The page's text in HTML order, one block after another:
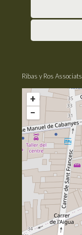
Ribas y Ros Associats
+
−